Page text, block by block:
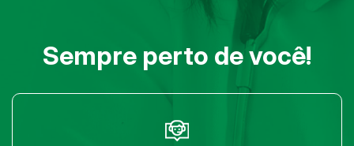
Sempre perto de você!